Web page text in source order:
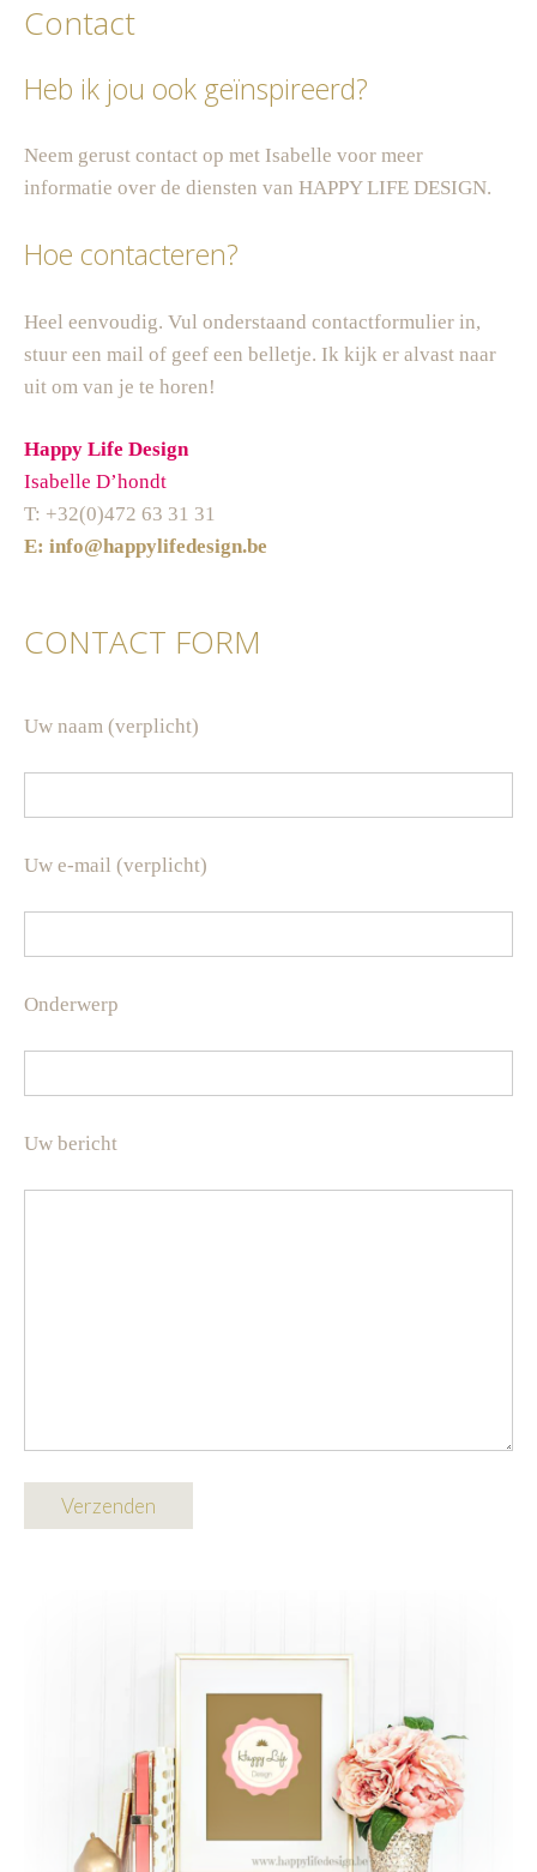
CONTENT
Contact
Heb ik jou ook geïnspireerd?
Neem gerust contact op met Isabelle voor meer
informatie over de diensten van HAPPY LIFE DESIGN.
Hoe contacteren?
Heel eenvoudig. Vul onderstaand contactformulier in,
stuur een mail of geef een belletje. Ik kijk er alvast naar
uit om van je te horen!
Happy Life Design
Isabelle D’hondt
T: +32(0)472 63 31 31
E: info@happylifedesign.be
CONTACT FORM
Uw naam (verplicht)
Uw e-mail (verplicht)
Onderwerp
Uw bericht